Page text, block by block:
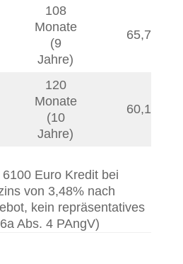
108
Monate
(9
Jahre)
65,72
120
Monate
(10
Jahre)
60,11
Euro Kredit bei
von 3,48% nach
kein repräsentatives
Abs. 4 PAngV)